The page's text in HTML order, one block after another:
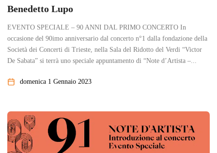
Benedetto Lupo
EVENTO SPECIALE – 90 ANNI DAL PRIMO CONCERTO In
occasione del 90imo anniversario dal concerto n°1 dalla fondazione della
Società dei Concerti di Trieste, nella Sala del Ridotto del Verdi “Victor
De Sabata” si terrà uno speciale appuntamento di “Note d’Artista –...
domenica 1 Gennaio 2023